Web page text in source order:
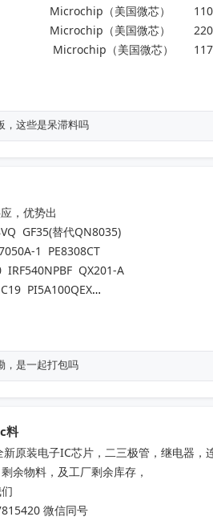
Microchip（美国微芯）
Microchip（美国微芯）
Microchip（美国微芯）
进芯
NUVOTON（新唐科技）
ADI(亚德诺)
3PEAK（思瑞浦）
Microchip（美国微芯）
G-UNE2  赛普拉斯
，这些是呆滞料吗
，优势出
GF35(替代QN8035)
1  PE8308CT
IRF540NPBF  QX201-A
PI5A100QEX
AW9967DNR  IRFB4227
CD1517CP
BD37033FV-ME2
TA7291SG  QX201-C
TR
RDA5807M  WM8728SEDS/R
CS3818EO  SI4755
H  OB2009DACPA-D
CD3313EO  AXOP34062C
NSA2092
，是一起打包吗
料
新原装电子IC芯片，二三极管，继电器，
余物料，及工厂剩余库存，
微信同号